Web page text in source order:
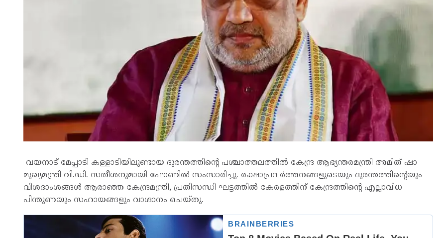
വയനാട് മേപ്പാടി കള്ളാടിയിലുണ്ടായ ദുരന്തത്തിന്റെ പശ്ചാത്തലത്തിൽ കേന്ദ്ര ആഭ്യന്തരമന്ത്രി അമിത് ഷാ
മുഖ്യമന്ത്രി വി.ഡി. സതീശനുമായി ഫോണിൽ സംസാരിച്ചു. രക്ഷാപ്രവർത്തനങ്ങളുടെയും ദുരന്തത്തിന്റെയും
വിശദാംശങ്ങൾ ആരാഞ്ഞ കേന്ദ്രമന്ത്രി, പ്രതിസന്ധി ഘട്ടത്തിൽ കേരളത്തിന് കേന്ദ്രത്തിന്റെ എല്ലാവിധ
പിന്തുണയും സഹായങ്ങളും വാഗ്ദാനം ചെയ്തു.